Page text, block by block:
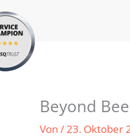
Beyond
Von/23. Oktober